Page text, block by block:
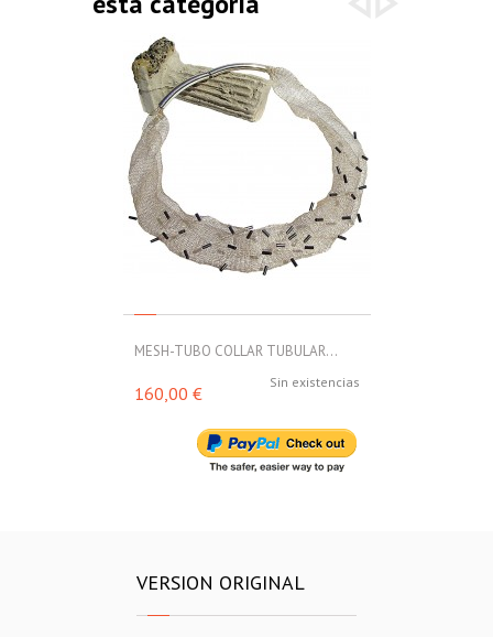
MESH-TUBO COLLAR TUBULAR...
Sin existencias
160,00 €
VERSION ORIGINAL